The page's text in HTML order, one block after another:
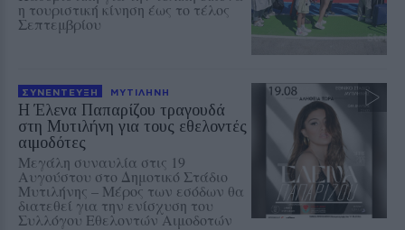
η τουριστική κίνηση έως το τέλος
Σεπτεμβρίου
ΣΥΝΕΝΤΕΥΞΗ ΜΥΤΙΛΗΝΗ
Η Έλενα Παπαρίζου τραγουδά
στη Μυτιλήνη για τους εθελοντές
αιμοδότες
Μεγάλη συναυλία στις 19
Αυγούστου στο Δημοτικό Στάδιο
Μυτιλήνης – Μέρος των εσόδων θα
διατεθεί για την ενίσχυση του
Συλλόγου Εθελοντών Αιμοδοτών